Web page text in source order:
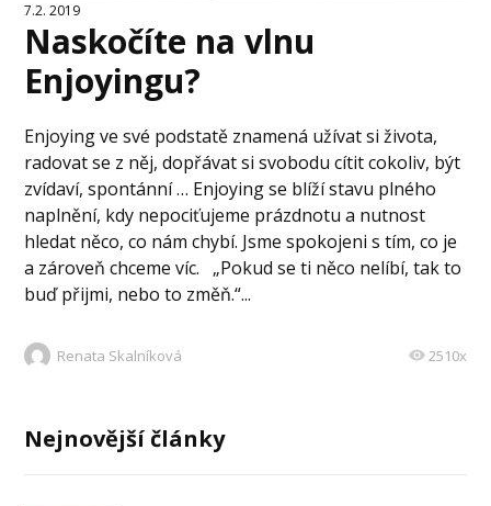
7.2. 2019
Naskočíte na vlnu
Enjoyingu?
Enjoying ve své podstatě znamená užívat si života,
radovat se z něj, dopřávat si svobodu cítit cokoliv, být
zvídaví, spontánní … Enjoying se blíží stavu plného
naplnění, kdy nepociťujeme prázdnotu a nutnost
hledat něco, co nám chybí. Jsme spokojeni s tím, co je
a zároveň chceme víc. „Pokud se ti něco nelíbí, tak to
buď přijmi, nebo to změň.“...
Renata Skalníková 2510x
Nejnovější články